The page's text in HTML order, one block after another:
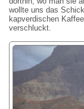
wollte uns das
kapverdischen
verschluckt.